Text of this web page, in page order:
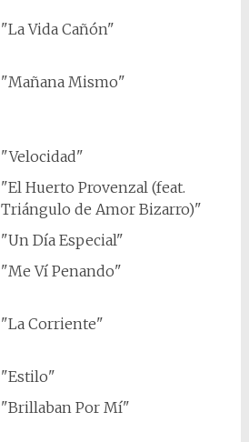
"La Vida Cañón"
"Mañana Mismo"
"Velocidad"
"El Huerto Provenzal (feat.
Triángulo de Amor Bizarro)"
"Un Día Especial"
"Me Ví Penando"
"La Corriente"
"Estilo"
"Brillaban Por Mí"